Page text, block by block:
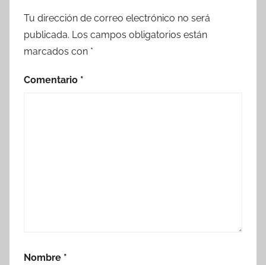
Tu dirección de correo electrónico no será
publicada. Los campos obligatorios están
marcados con *
Comentario *
Nombre *